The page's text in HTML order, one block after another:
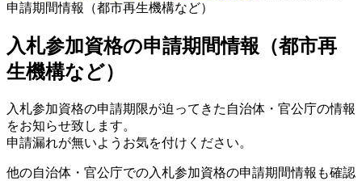
申請期間情報（都市再生機構など）
入札参加資格の申請期間情報（都市再
生機構など）
入札参加資格の申請期限が迫ってきた自治体・官公庁の情報
をお知らせ致します。
申請漏れが無いようお気を付けください。
他の自治体・官公庁での入札参加資格の申請期間情報も確認